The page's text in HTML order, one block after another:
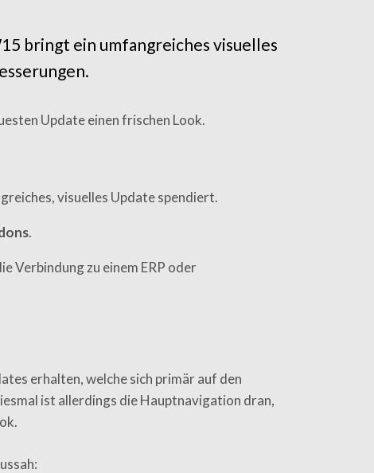
bringt ein umfangreiches visuelles
Update einen frischen Look.
visuelles Update spendiert.
.
Verbindung zu einem ERP oder
erhalten, welche sich primär auf den
ist allerdings die Hauptnavigation dran,